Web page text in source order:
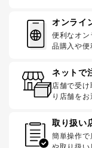
オンライ
便利なオ
品購入や便
ネットで
店舗で受
り店舗をお
取り扱い
簡単操作で